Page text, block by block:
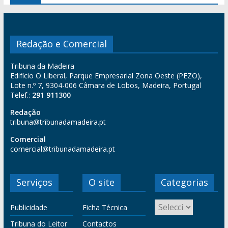
Redação e Comercial
Tribuna da Madeira
Edifício O Liberal, Parque Empresarial Zona Oeste (PEZO),
Lote n.º 7, 9304-006 Câmara de Lobos, Madeira, Portugal
Telef.: 291 911300
Redação
tribuna@tribunadamadeira.pt
Comercial
comercial@tribunadamadeira.pt
Serviços
Publicidade
Tribuna do Leitor
O site
Ficha Técnica
Contactos
Categorias